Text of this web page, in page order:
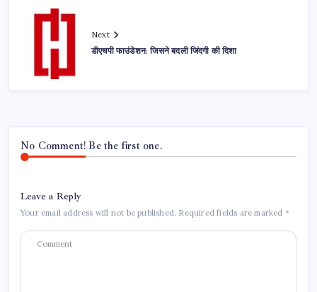
Next
डीएचपी फाउंडेशन: जिसने बदली जिंदगी की दिशा
No Comment! Be the first one.
Leave a Reply
Your email address will not be published. Required fields are marked *